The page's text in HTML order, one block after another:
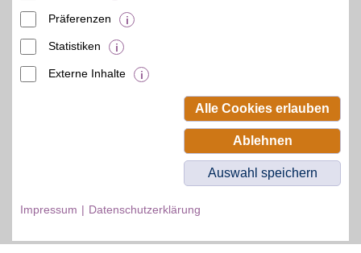
Präferenzen
Statistiken
Externe Inhalte
Alle Cookies erlauben
Ablehnen
Auswahl speichern
Impressum Datenschutzerklärung